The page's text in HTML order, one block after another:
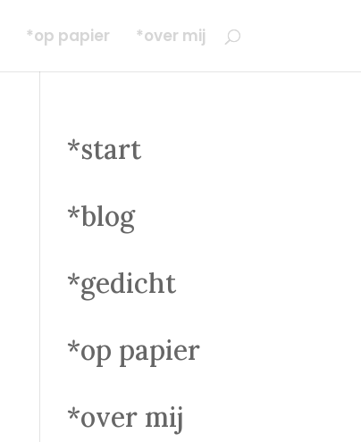
*op papier *over mij
*start
*blog
*gedicht
*op papier
*over mij